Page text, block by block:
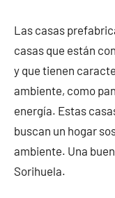
Las casas
casas que están
y que tienen
ambiente, como
energía. Estas
buscan un hogar
ambiente. Una
Sorihuela.